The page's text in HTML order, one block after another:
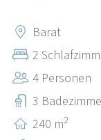
Naturliebhaber
viele markierte
Städte Istriens
Barat
2
4 Personen
3
240 m2